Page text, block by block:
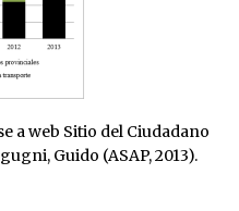
a web Sitio del Ciudadano
Guido (ASAP, 2013).